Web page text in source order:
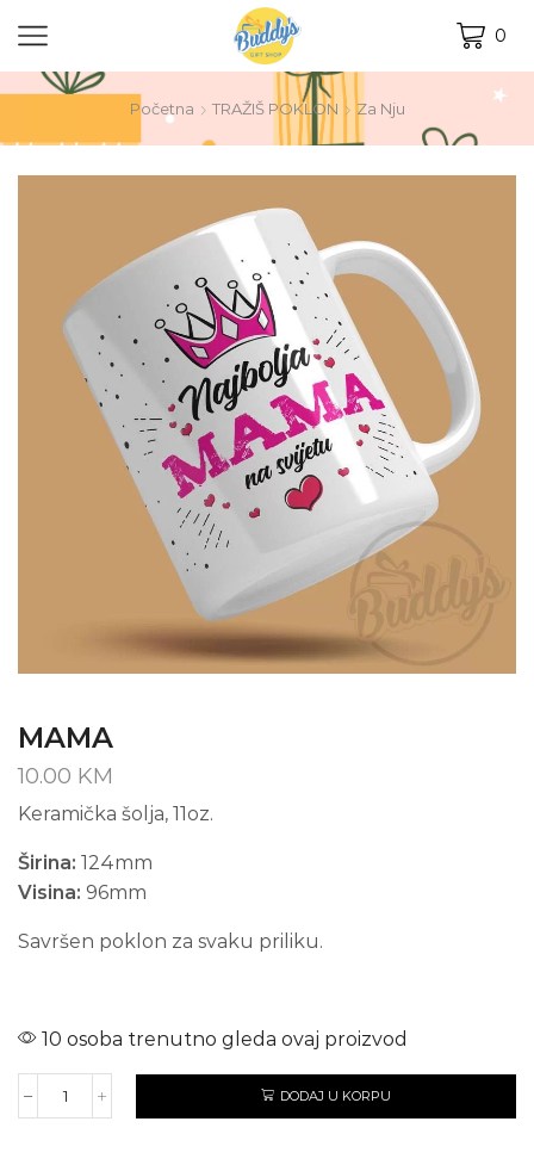
0
Početna TRAŽIŠ POKLON Za Nju
MAMA
10.00 KM
Keramička šolja, 11oz.
Širina: 124mm
Visina: 96mm
Savršen poklon za svaku priliku.
10 osoba trenutno gleda ovaj proizvod
MAMA
DODAJ U KORPU